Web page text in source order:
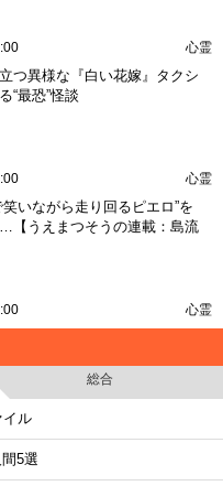
心霊
つ異様な『白い花嫁』タクシ
“最恐”怪談
心霊
いながら走り回るピエロ”を
【うえまつそうの連載：島流
心霊
総合
イル
5選